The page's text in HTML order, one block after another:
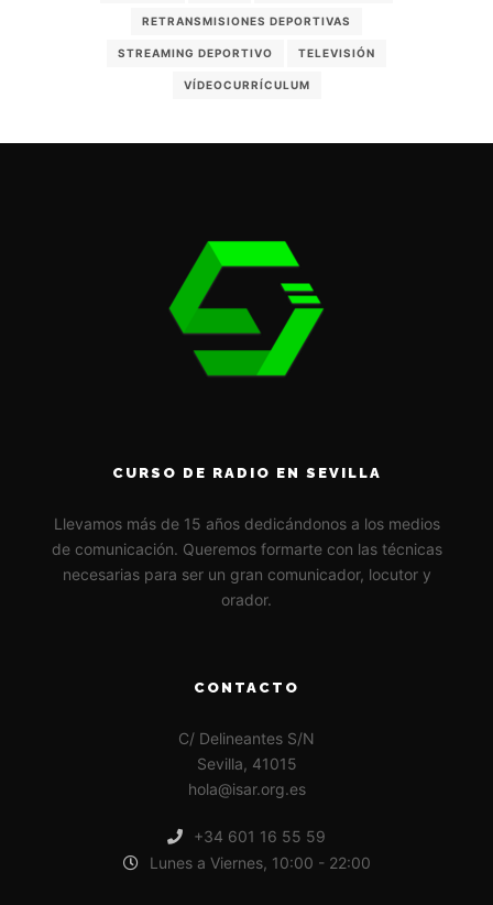
RETRANSMISIONES DEPORTIVAS
STREAMING DEPORTIVO TELEVISIÓN
VÍDEOCURRÍCULUM
CURSO DE RADIO EN SEVILLA
Llevamos más de 15 años dedicándonos a los medios
de comunicación. Queremos formarte con las técnicas
necesarias para ser un gran comunicador, locutor y
orador.
CONTACTO
C/ Delineantes S/N
Sevilla, 41015
hola@isar.org.es
+34 601 16 55 59
Lunes a Viernes, 10:00 - 22:00